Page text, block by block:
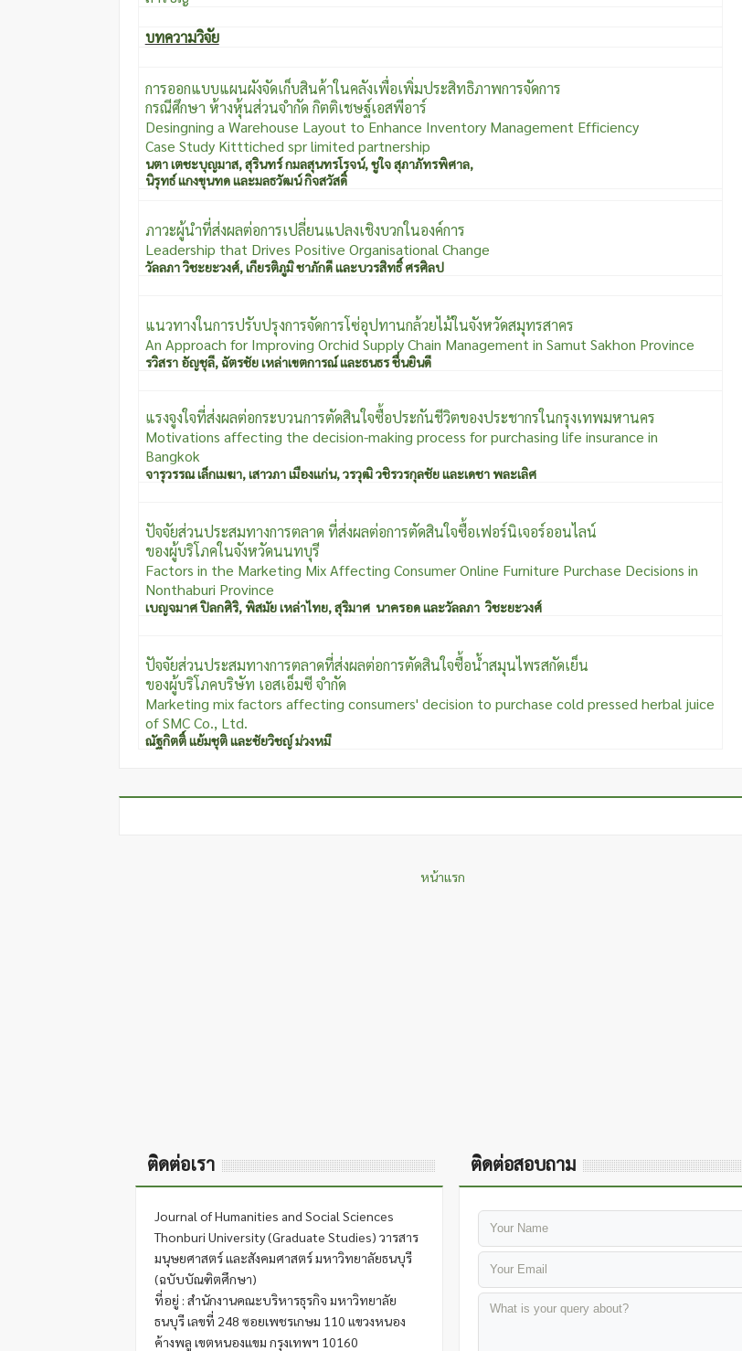
บทความวิจัย
การออกแบบแผนผังจัดเก็บสินค้าในคลังเพื่อเพิ่มประสิทธิภาพการจัดการ
กรณีศึกษา ห้างหุ้นส่วนจำกัด กิตติเชษฐ์เอสพีอาร์
Desingning a Warehouse Layout to Enhance Inventory Management Efficiency
Case Study Kitttiched spr limited partnership
นตา เตชะบุญมาส, สุรินทร์ กมลสุนทรโรจน์, ชูใจ สุภาภัทรพิศาล,
นิรุทธ์ แกงขุนทด และมลธวัฒน์ กิจสวัสดิ์
ภาวะผู้นำที่ส่งผลต่อการเปลี่ยนแปลงเชิงบวกในองค์การ
Leadership that Drives Positive Organisational Change
วัลลภา วิชะยะวงศ์,เกียรติภูมิ ชาภักดี และบวรสิทธิ์ ศรศิลป
แนวทางในการปรับปรุงการจัดการโซ่อุปทานกล้วยไม้ในจังหวัดสมุทรสาคร
An Approach for Improving Orchid Supply Chain Management in Samut Sakhon Province
รวิสรา อัญชุลี, ฉัตรชัย เหล่าเขตการณ์ และธนธร ชื่นยินดี
แรงจูงใจที่ส่งผลต่อกระบวนการตัดสินใจซื้อประกันชีวิตของประชากรในกรุงเทพมหานคร
Motivations affecting the decision-making process for purchasing life insurance in
Bangkok
จารุวรรณ เล็กเมฆา,เสาวภา เมืองแก่น,วรวุฒิ วชิรวรกุลชัย และเดชา พละเลิศ
ปัจจัยส่วนประสมทางการตลาด ที่ส่งผลต่อการตัดสินใจซื้อเฟอร์นิเจอร์ออนไลน์
ของผู้บริโภคในจังหวัดนนทบุรี
Factors in the Marketing Mix Affecting Consumer Online Furniture Purchase Decisions in
Nonthaburi Province
เบญจมาศ ปิลกศิริ,พิสมัย เหล่าไทย,สุริมาศ นาครอด และวัลลภา วิชะยะวงศ์
ปัจจัยส่วนประสมทางการตลาดที่ส่งผลต่อการตัดสินใจซื้อน้ำสมุนไพรสกัดเย็น
ของผู้บริโภคบริษัท เอสเอ็มซี จำกัด
Marketing mix factors affecting consumers' decision to purchase cold pressed herbal juice
of SMC Co., Ltd.
ณัฐกิตติ์ แย้มชุติ และชัยวิชญ์ ม่วงหมี
หน้าแรก
ติดต่อเรา
Journal of Humanities and Social Sciences
Thonburi University (Graduate Studies) วารสาร
มนุษยศาสตร์ และสังคมศาสตร์ มหาวิทยาลัยธนบุรี
(ฉบับบัณฑิตศึกษา)
ที่อยู่ : สำนักงานคณะบริหารธุรกิจ มหาวิทยาลัย
ธนบุรี เลขที่ 248 ซอยเพชรเกษม 110 แขวงหนอง
ค้างพลู เขตหนองแขม กรุงเทพฯ 10160
ติดต่อสอบถาม